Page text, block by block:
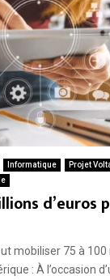
Informatique Projet
d’euros
mobiliser 75 à 100
: À l’occasion